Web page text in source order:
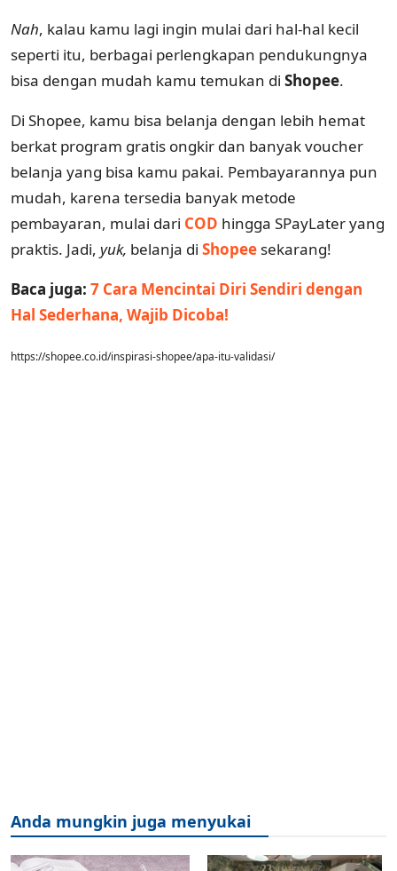
Nah, kalau kamu lagi ingin mulai dari hal-hal kecil
seperti itu, berbagai perlengkapan pendukungnya
bisa dengan mudah kamu temukan di Shopee.
Di Shopee, kamu bisa belanja dengan lebih hemat
berkat program gratis ongkir dan banyak voucher
belanja yang bisa kamu pakai. Pembayarannya pun
mudah, karena tersedia banyak metode
pembayaran, mulai dari COD hingga SPayLater yang
praktis. Jadi, yuk, belanja di Shopee sekarang!
Baca juga: 7 Cara Mencintai Diri Sendiri dengan
Hal Sederhana, Wajib Dicoba!
https://shopee.co.id/inspirasi-shopee/apa-itu-validasi/
Anda mungkin juga menyukai